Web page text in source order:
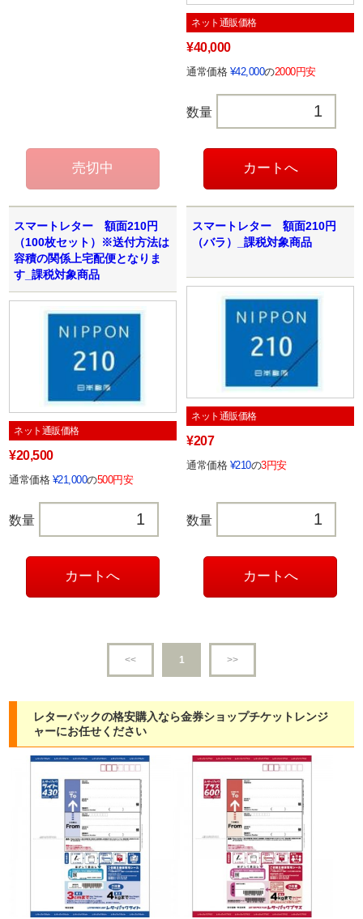
ネット通販価格
¥40,000
通常価格 ¥42,000の2000円安
数量
スマートレター 額面210円
（100枚セット）※送付方法は
容積の関係上宅配便となりま
す_課税対象商品
ネット通販価格
¥20,500
通常価格 ¥21,000の500円安
数量
スマートレター 額面210円
（バラ）_課税対象商品
ネット通販価格
¥207
通常価格 ¥210の3円安
数量
<< 1 >>
レターパックの格安購入なら金券ショップチケットレンジ
ャーにお任せください